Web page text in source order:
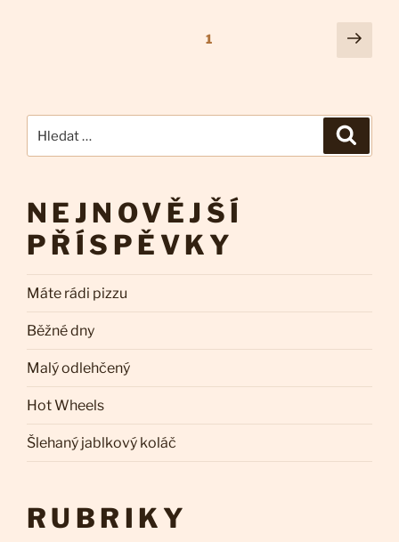
Stránka:1
Další
NEJNOVĚJŠÍ
PŘÍSPĚVKY
Máte rádi pizzu
Běžné dny
Malý odlehčený
Hot Wheels
Šlehaný jablkový koláč
RUBRIKY